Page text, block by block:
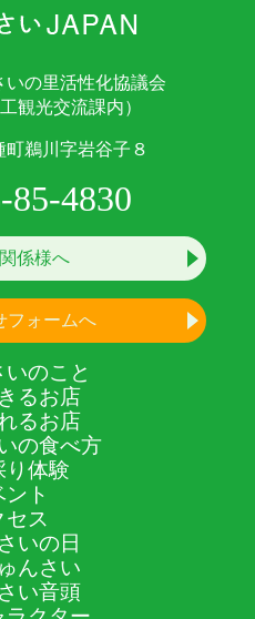
いの里活性化協議会
観光交流課内）
鵜川字岩谷子８
85-4830
係様へ
フォームへ
いのこと
るお店
るお店
の食べ方
り体験
ント
セス
いの日
んさい
い音頭